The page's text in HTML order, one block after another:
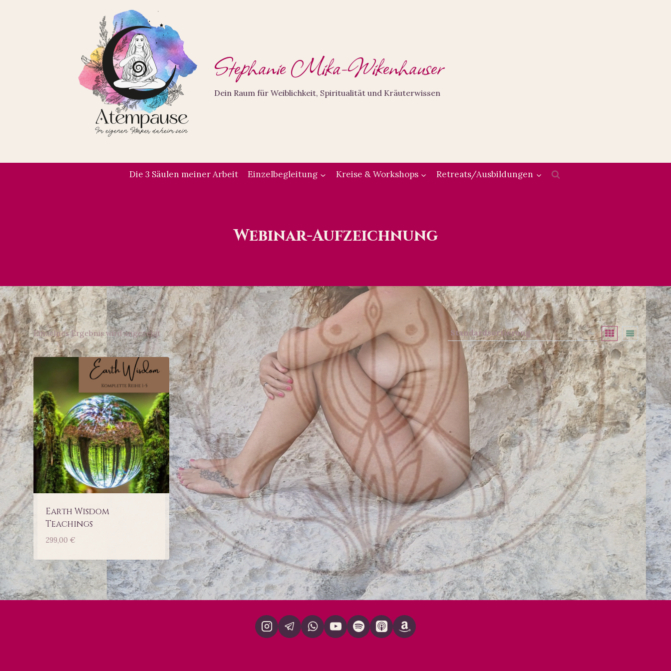
Stephanie Mika-Wikenhauser
Dein Raum für Weiblichkeit, Spiritualität und Kräuterwissen
Die 3 Säulen meiner Arbeit Einzelbegleitung Kreise & Workshops Retreats/Ausbildungen
Webinar-Aufzeichnung
Einzelnes Ergebnis wird angezeigt
Earth Wisdom
Teachings
299,00 €